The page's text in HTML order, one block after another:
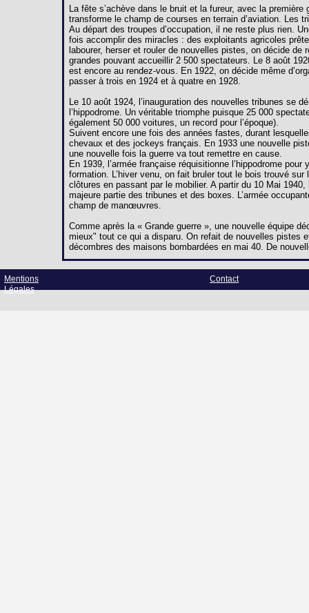
La fête s’achève dans le bruit et la fureur, avec la première
transforme le champ de courses en terrain d’aviation. Les
Au départ des troupes d’occupation, il ne reste plus rien.
fois accomplir des miracles : des exploitants agricoles
labourer, herser et rouler de nouvelles pistes, on décide de
grandes pouvant accueillir 2 500 spectateurs. Le 8 août
est encore au rendez-vous. En 1922, on décide même
passer à trois en 1924 et à quatre en 1928.
Le 10 août 1924, l’inauguration des nouvelles tribunes se
l’hippodrome. Un véritable triomphe puisque 25 000
également 50 000 voitures, un record pour l’époque).
Suivent encore une fois des années fastes, durant
chevaux et des jockeys français. En 1933 une nouvelle
une nouvelle fois la guerre va tout remettre en cause.
En 1939, l’armée française réquisitionne l’hippodrome
formation. L’hiver venu, on fait bruler tout le bois trouvé
clôtures en passant par le mobilier. A partir du 10 Mai
majeure partie des tribunes et des boxes. L’armée
champ de manœuvres.
Comme après la « Grande guerre », une nouvelle équipe
mieux" tout ce qui a disparu. On refait de nouvelles pistes
décombres des maisons bombardées en mai 40. De
Mentions
Légales
Contact